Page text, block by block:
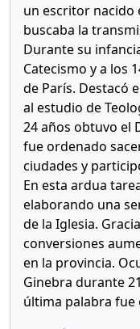
un escritor nacido
buscaba la
Durante su
Catecismo y a los
de París. Destacó
al estudio de
24 años obtuvo el
fue ordenado
ciudades y
En esta ardua
elaborando una
de la Iglesia.
conversiones
en la provincia.
Ginebra durante
última palabra fue